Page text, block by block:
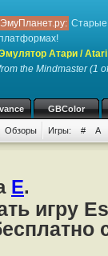
ЭмуПланет.ру: Старые
Атари /
the Mindmaster (1
GBColor
Обзоры Игры: # A
E.
игру